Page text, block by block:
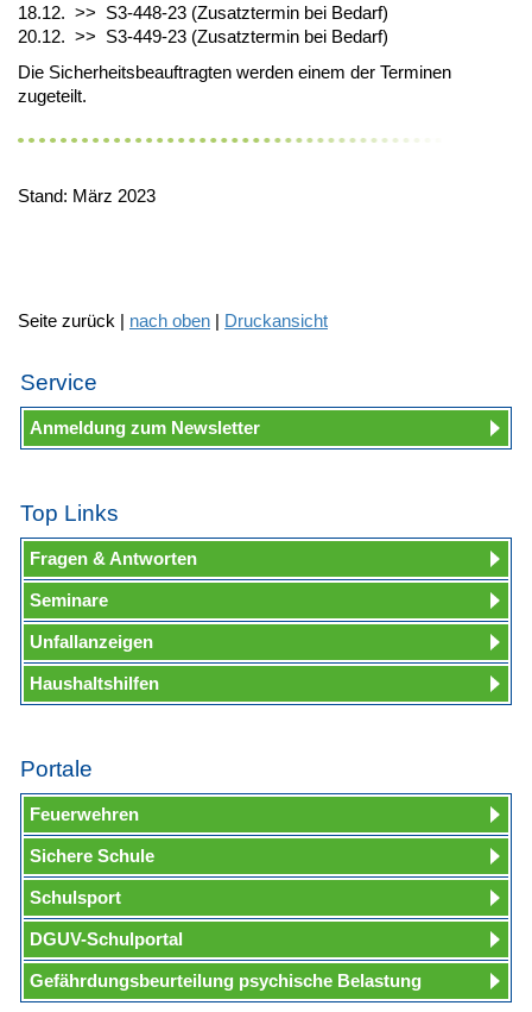
18.12. >> S3-448-23 (Zusatztermin bei Bedarf)
20.12. >> S3-449-23 (Zusatztermin bei Bedarf)
Die Sicherheitsbeauftragten werden einem der Terminen
zugeteilt.
Stand: März 2023
Seite zurück | nach oben | Druckansicht
Service
Anmeldung zum Newsletter
Top Links
Fragen & Antworten
Seminare
Unfallanzeigen
Haushaltshilfen
Portale
Feuerwehren
Sichere Schule
Schulsport
DGUV-Schulportal
Gefährdungsbeurteilung psychische Belastung